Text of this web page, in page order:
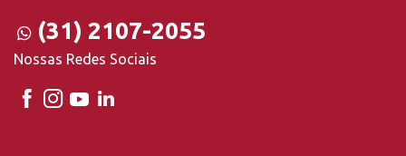
(31) 2107-2055
Nossas Redes Sociais